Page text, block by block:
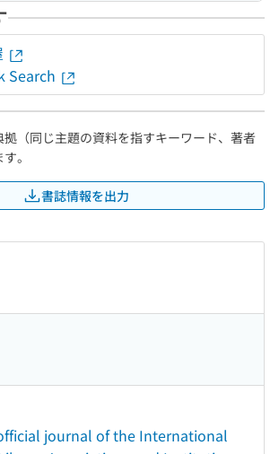
Search
拠（同じ主題の資料を指すキーワード、著者
。
書誌情報を出力
journal of the International